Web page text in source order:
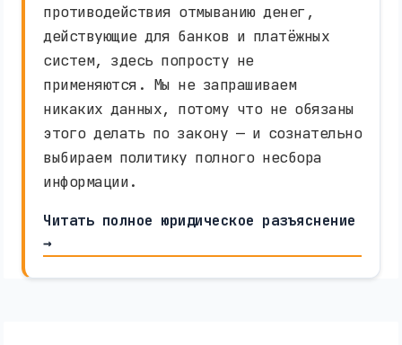
противодействия отмыванию денег,
действующие для банков и платёжных
систем, здесь попросту не
применяются. Мы не запрашиваем
никаких данных, потому что не обязаны
этого делать по закону — и сознательно
выбираем политику полного несбора
информации.
Читать полное юридическое разъяснение
→